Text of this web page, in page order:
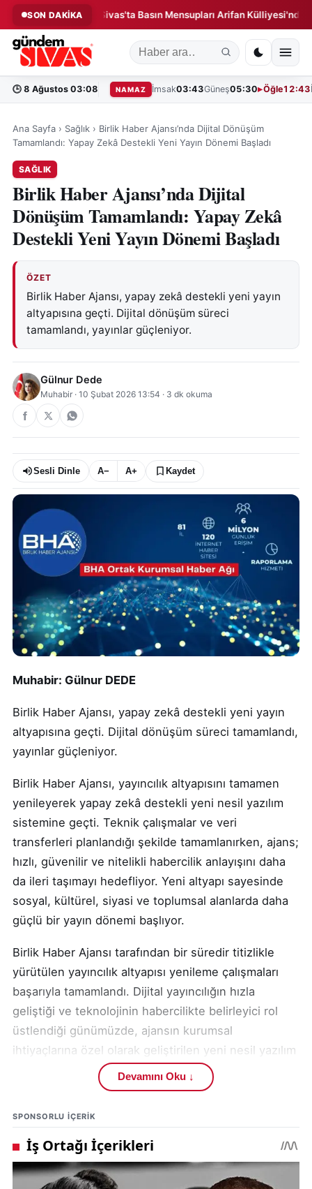
SON DAKİKA
Paniği! ◆ Sivas'ta Basın Mensupları Arifan Külliyesi'nde Bir
🕒 8 Ağustos 03:08 NAMAZ İmsak03:43Güneş05:30 Öğle12:43
Ana Sayfa › Sağlık › Birlik Haber Ajansı’nda Dijital Dönüşüm
Tamamlandı: Yapay Zekâ Destekli Yeni Yayın Dönemi Başladı
SAĞLIK
Birlik Haber Ajansı’nda Dijital
Dönüşüm Tamamlandı: Yapay Zekâ
Destekli Yeni Yayın Dönemi Başladı
ÖZET
Birlik Haber Ajansı, yapay zekâ destekli yeni yayın
altyapısına geçti. Dijital dönüşüm süreci
tamamlandı, yayınlar güçleniyor.
Gülnur Dede
Muhabir · 10 Şubat 2026 13:54 · 3 dk okuma
Sesli Dinle A− A+ Kaydet
Muhabir: Gülnur DEDE
Birlik Haber Ajansı, yapay zekâ destekli yeni yayın
altyapısına geçti. Dijital dönüşüm süreci tamamlandı,
yayınlar güçleniyor.
Birlik Haber Ajansı, yayıncılık altyapısını tamamen
yenileyerek yapay zekâ destekli yeni nesil yazılım
sistemine geçti. Teknik çalışmalar ve veri
transferleri planlandığı şekilde tamamlanırken, ajans;
hızlı, güvenilir ve nitelikli habercilik anlayışını daha
da ileri taşımayı hedefliyor. Yeni altyapı sayesinde
sosyal, kültürel, siyasi ve toplumsal alanlarda daha
güçlü bir yayın dönemi başlıyor.
Birlik Haber Ajansı tarafından bir süredir titizlikle
yürütülen yayıncılık altyapısı yenileme çalışmaları
başarıyla tamamlandı. Dijital yayıncılığın hızla
geliştiği ve teknolojinin habercilikte belirleyici rol
üstlendiği günümüzde, ajansın kurumsal
ihtiyaçlarına özel olarak geliştirilen yeni nesil yazılım
altyapısına geçiş süreci planlanan takvim
doğrultusunda sonuçlandırıldı. Bu kapsamda hem
teknik hazırlıklar hem de veri aktarım süreçleri
herhangi bir aksaklık yaşanmadan tamamlandı.
Yapılan altyapı yenilemesiyle birlikte Birlik Haber
Ajansı, dijital habercilik alanında çağın
Devamını Oku ↓
SPONSORLU IÇERIK